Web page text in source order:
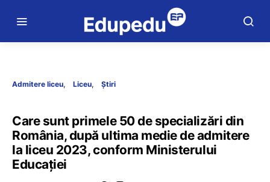
Admitere liceu Liceu Știri
Care sunt primele 50 de specializări din
România, după ultima medie de admitere
la liceu 2023, conform Ministerului
Educației